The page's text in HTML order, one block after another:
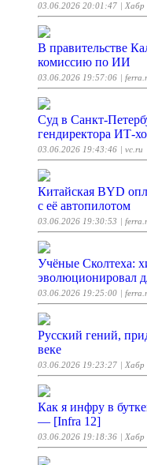
03.06.2026 20:01:47 | Хабр
В правительстве
комиссию по ИИ
03.06.2026 19:57:06 |
Суд в Санкт-
гендиректора ИТ-
03.06.2026 19:43:46 | vc.ru
Китайская BYD
с её автопилотом
03.06.2026 19:30:53 |
Учёные Сколтеха:
эволюционировал
03.06.2026 19:25:00 |
Русский гений,
веке
03.06.2026 19:23:27 | Хабр
Как я инфру в
— [Infra 12]
03.06.2026 19:18:36 | Хабр